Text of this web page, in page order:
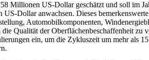
Millionen US-Dollar geschätzt und soll im
Dollar anwachsen. Dieses
Automobilkomponenten,
Qualität der Oberflächenbeschaffenheit zu
ein, um die Zykluszeit um mehr als